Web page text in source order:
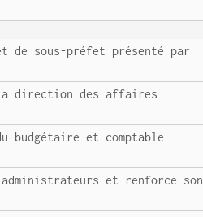
de sous-préfet présenté par
la direction des affaires
budgétaire et comptable
et renforce son